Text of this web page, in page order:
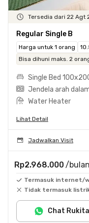
Tersedia dari 22 Agt
Regular Single B
Harga untuk 1 orang
Bisa dihuni maks. 2
Single Bed
Jendela arah
Water Heater
Lihat Detail
Jadwalkan Visit
Rp2.968.000 /bulan
Termasuk internet/
Tidak termasuk
Chat Rukita